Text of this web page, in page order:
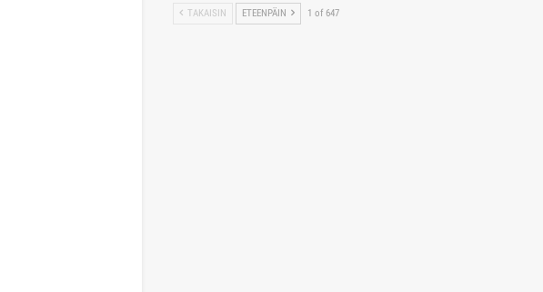
TAKAISIN ETEENPÄIN 1 of 647